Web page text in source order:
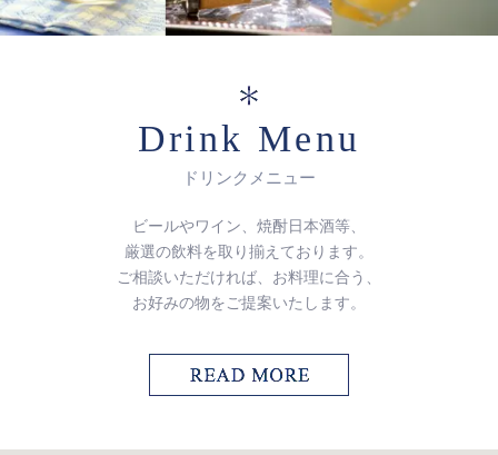
Drink Menu
ドリンクメニュー
ビールやワイン、焼酎日本酒等、
厳選の飲料を取り揃えております。
ご相談いただければ、お料理に合う、
お好みの物をご提案いたします。